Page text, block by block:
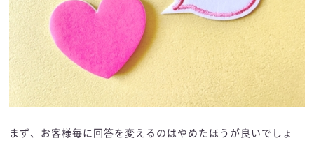
まず、お客様毎に回答を変えるのはやめたほうが良いでしょ